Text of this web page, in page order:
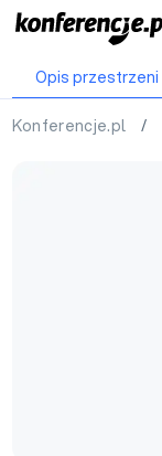
Opis przestrzeni
Konferencje.pl /